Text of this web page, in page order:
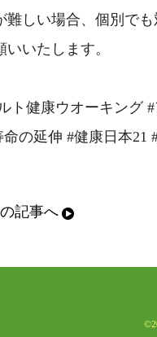
しい場合、個別でも
いたします。
ト健康ウオーキング
の延伸 #健康日本21
記事へ